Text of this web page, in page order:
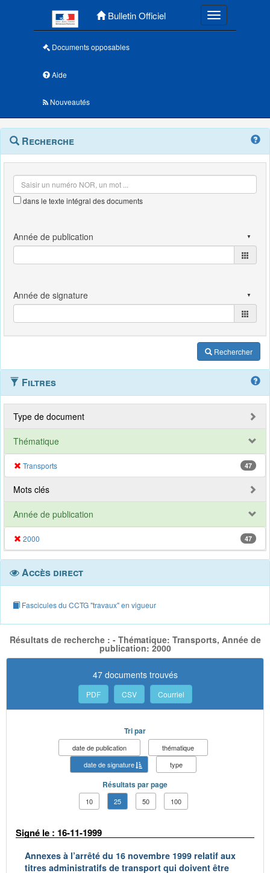
Bulletin Officiel Toggle
Documents opposables
Aide
Nouveautés
Navigation
outils
Menu
contextuel
Recherche
dans le texte intégral des documents
Rechercher
Filtres
Type de document
Thématique
Transports 47
Mots clés
Année de publication
2000 47
Accès direct
Fascicules du CCTG "travaux" en vigueur
Résultats de recherche : - Thématique: Transports, Année de
publication: 2000
47 documents trouvés
PDF CSV Courriel
Tri par
date de publication
thématique
date de signature
type
Résultats par page
10 25 50 100
Signé le : 16-11-1999
Annexes à l’arrêté du 16 novembre 1999 relatif aux
titres administratifs de transport qui doivent être